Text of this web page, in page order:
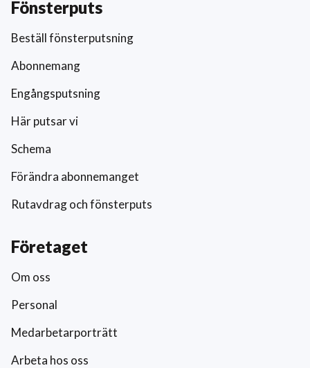
Fönsterputs
Beställ fönsterputsning
Abonnemang
Engångsputsning
Här putsar vi
Schema
Förändra abonnemanget
Rutavdrag och fönsterputs
Företaget
Om oss
Personal
Medarbetarporträtt
Arbeta hos oss